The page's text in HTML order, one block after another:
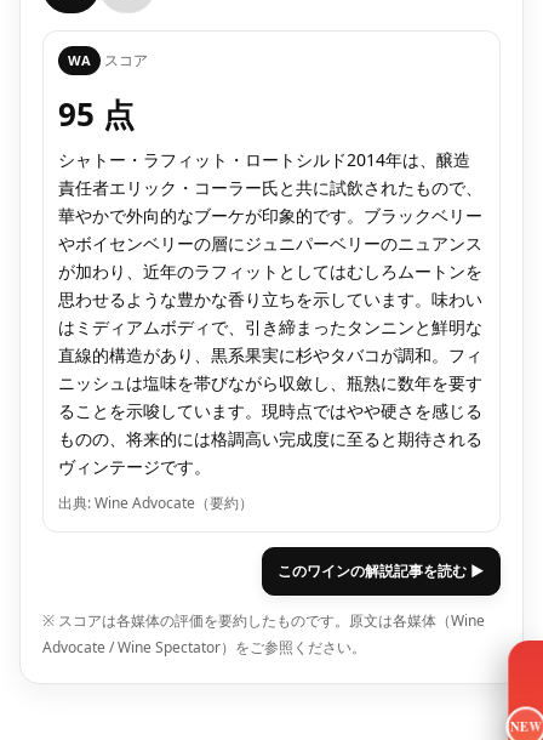
WA スコア
95 点
シャトー・ラフィット・ロートシルド2014年は、醸造
責任者エリック・コーラー氏と共に試飲されたもので、
華やかで外向的なブーケが印象的です。ブラックベリー
やボイセンベリーの層にジュニパーベリーのニュアンス
が加わり、近年のラフィットとしてはむしろムートンを
思わせるような豊かな香り立ちを示しています。味わい
はミディアムボディで、引き締まったタンニンと鮮明な
直線的構造があり、黒系果実に杉やタバコが調和。フィ
ニッシュは塩味を帯びながら収斂し、瓶熟に数年を要す
ることを示唆しています。現時点ではやや硬さを感じる
ものの、将来的には格調高い完成度に至ると期待される
ヴィンテージです。
出典: Wine Advocate（要約）
このワインの解説記事を読む ▶
※ スコアは各媒体の評価を要約したものです。原文は各媒体（Wine
Advocate / Wine Spectator）をご参照ください。
NEW